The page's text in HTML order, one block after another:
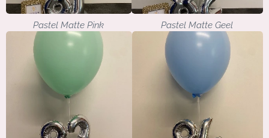
Pastel Matte Pink Pastel Matte Geel